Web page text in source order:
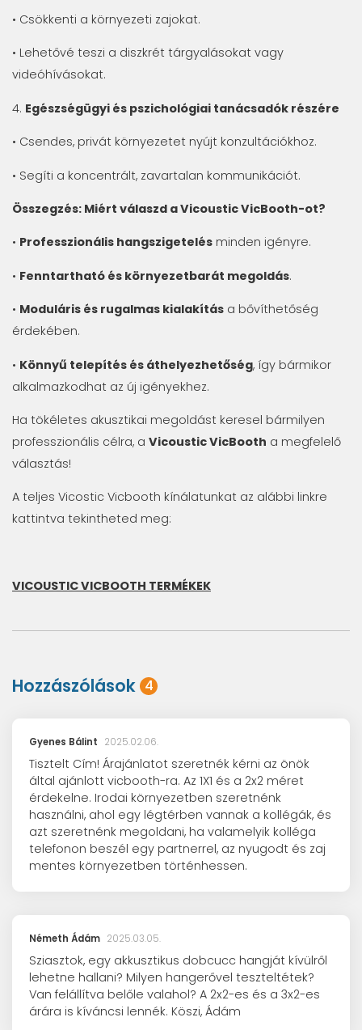
• Csökkenti a környezeti zajokat.
• Lehetővé teszi a diszkrét tárgyalásokat vagy
videóhívásokat.
4. Egészségügyi és pszichológiai tanácsadók részére
• Csendes, privát környezetet nyújt konzultációkhoz.
• Segíti a koncentrált, zavartalan kommunikációt.
Összegzés: Miért válaszd a Vicoustic VicBooth-ot?
• Professzionális hangszigetelés minden igényre.
• Fenntartható és környezetbarát megoldás.
• Moduláris és rugalmas kialakítás a bővíthetőség
érdekében.
• Könnyű telepítés és áthelyezhetőség, így bármikor
alkalmazkodhat az új igényekhez.
Ha tökéletes akusztikai megoldást keresel bármilyen
professzionális célra, a Vicoustic VicBooth a megfelelő
választás!
A teljes Vicostic Vicbooth kínálatunkat az alábbi linkre
kattintva tekintheted meg:
VICOUSTIC VICBOOTH TERMÉKEK
Hozzászólások 4
Gyenes Bálint 2025.02.06.
Tisztelt Cím! Árajánlatot szeretnék kérni az önök
által ajánlott vicbooth-ra. Az 1X1 és a 2x2 méret
érdekelne. Irodai környezetben szeretnénk
használni, ahol egy légtérben vannak a kollégák, és
azt szeretnénk megoldani, ha valamelyik kolléga
telefonon beszél egy partnerrel, az nyugodt és zaj
mentes környezetben történhessen.
Németh Ádám 2025.03.05.
Sziasztok, egy akkusztikus dobcucc hangját kívülről
lehetne hallani? Milyen hangerővel teszteltétek?
Van felállítva belőle valahol? A 2x2-es és a 3x2-es
árára is kíváncsi lennék. Köszi, Ádám